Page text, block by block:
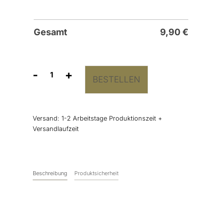
Gesamt 9,90€
-
Geldgeschenk
Menge
+ BESTELLEN
Versand: 1-2 Arbeitstage Produktionszeit +
Versandlaufzeit
Beschreibung Produktsicherheit